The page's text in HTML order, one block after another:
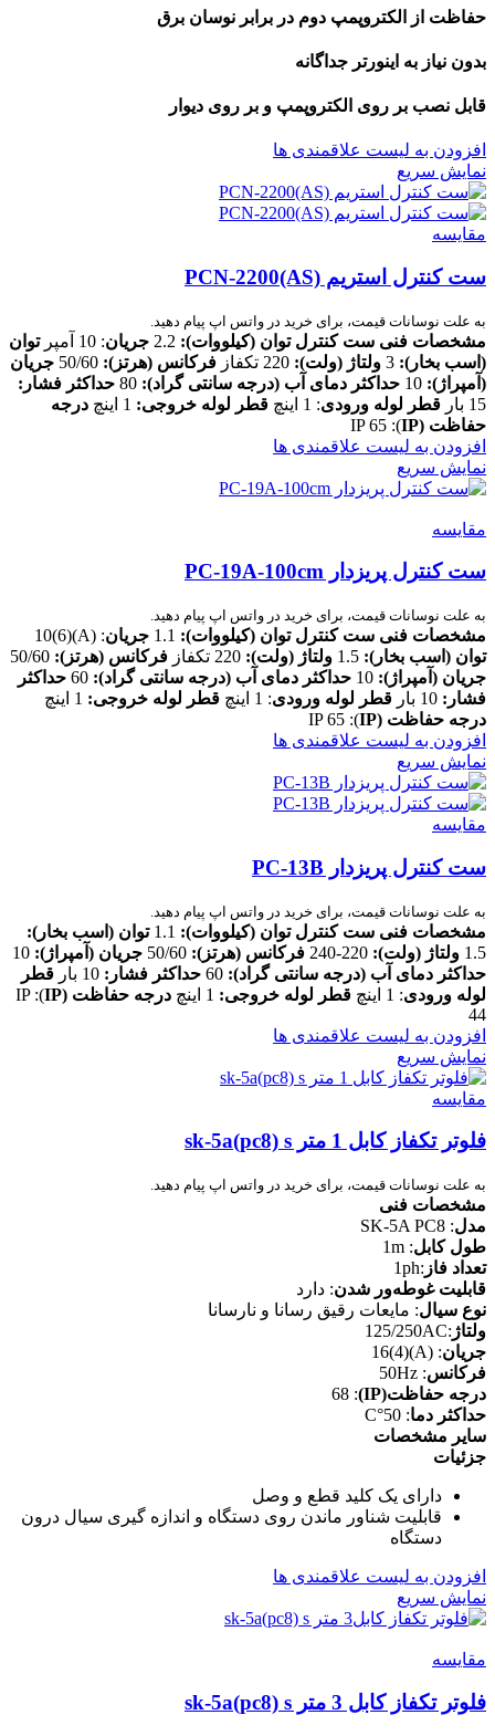
حفاظت از الکتروپمپ دوم در برابر نوسان برق
بدون نیاز به اینورتر جداگانه
قابل نصب بر روی الکتروپمپ و بر روی دیوار
افزودن به لیست علاقمندی ها
نمایش سریع
مقایسه
ست کنترل استریم PCN-2200(AS)
به علت نوسانات قیمت، برای خرید در واتس اپ پیام دهید.
مشخصات فنی ست کنترل توان (کیلووات): جریان: 10 آمپر
توان
(اسب بخار):
ولتاژ (ولت): فرکانس (هرتز):
جریان
(آمپراژ):
حداکثر دمای آب (درجه سانتی گراد):
حداکثر فشار:
15 بار
قطر لوله ورودی: 1 اینچ قطر لوله خروجی:
درجه
حفاظت (IP
): IP 65
افزودن به لیست علاقمندی ها
نمایش سریع
مقایسه
ست کنترل پریزدار PC-19A-100cm
به علت نوسانات قیمت، برای خرید در واتس اپ پیام دهید.
مشخصات فنی ست کنترل توان (کیلووات): جریان: (A)(6)10
توان (اسب بخار):
ولتاژ (ولت): فرکانس (هرتز):
جریان (آمپراژ):
حداکثر دمای آب (درجه سانتی گراد):
حداکثر
فشار:
قطر لوله ورودی: 1 اینچ قطر لوله خروجی:
درجه حفاظت (IP
): IP 65
افزودن به لیست علاقمندی ها
نمایش سریع
مقایسه
ست کنترل پریزدار PC-13B
به علت نوسانات قیمت، برای خرید در واتس اپ پیام دهید.
مشخصات فنی ست کنترل توان (کیلووات):
توان (اسب بخار):
1.5 ولتاژ (ولت): فرکانس (هرتز): جریان (آمپراژ):
حداکثر دمای آب (درجه سانتی گراد):
حداکثر فشار:
قطر
لوله ورودی: 1 اینچ قطر لوله خروجی: درجه حفاظت (IP
): IP
44
افزودن به لیست علاقمندی ها
نمایش سریع
مقایسه
فلوتر تکفاز کابل 1 متر sk-5a(pc8) s
به علت نوسانات قیمت، برای خرید در واتس اپ پیام دهید.
مشخصات فنی
مدل: SK-5A PC8
طول کابل: 1m
تعداد فاز :1ph
قابلیت غوطه‌ور شدن: دارد
نوع سیال: مایعات رقیق رسانا و نارسانا
ولتاژ :125/250AC
جریان: (A)(4)16
فرکانس: 50Hz
درجه حفاظت(IP)
: 68
حداکثر دما: 50°C
سایر مشخصات
جزئیات
دارای یک کلید قطع و وصل
قابلیت شناور ماندن روی دستگاه و اندازه گیری سیال درون
دستگاه
افزودن به لیست علاقمندی ها
نمایش سریع
مقایسه
فلوتر تکفاز کابل 3 متر sk-5a(pc8) s